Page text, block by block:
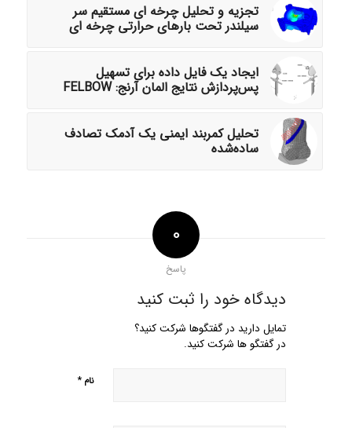
تجزیه و تحلیل چرخه ای مستقیم سر
سیلندر تحت بارهای حرارتی چرخه ای
ایجاد یک فایل داده برای تسهیل
پس‌پردازش نتایج المان آرنج: FELBOW
تحلیل کمربند ایمنی یک آدمک تصادف
ساده‌شده
0
پاسخ
دیدگاه خود را ثبت کنید
تمایل دارید در گفتگوها شرکت کنید؟
در گفتگو ها شرکت کنید.
نام *